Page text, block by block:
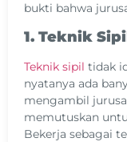
bukti bahwa
1. Teknik
Teknik sipil tidak
nyatanya ada
mengambil
memutuskan
Bekerja sebagai